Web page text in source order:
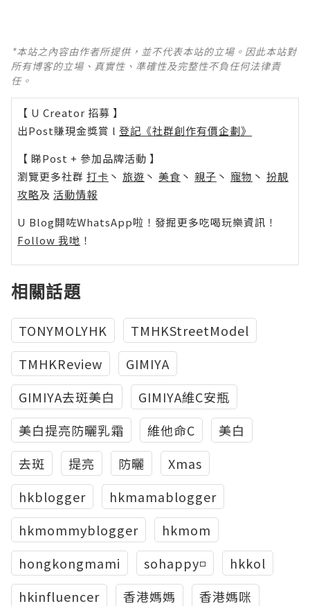
*本站之內容由作者所提供，並不代表本站的立場。因此本站對
所有博客的立場、真實性、準確性及完整性不負任何法律責
任。
【 U Creator 招募 】
出Post賺現金獎賞 l 登記《社群創作有價企劃》
【 睇Post + 參加品牌活動 】
瀏覽更多社群 打卡 丶 旅遊 丶 美食 丶 親子 丶 寵物 丶 扮靚
攻略及 活動情報
U Blog開咗WhatsApp啦！發掘更多吃喝玩樂資訊！
Follow 我哋 ！
相關話題
TONYMOLYHK
TMHKStreetModel
TMHKReview
GIMIYA
GIMIYA去斑美白
GIMIYA維C安瓶
美白提亮防曬乳霜
維他命C
美白
去斑
提亮 防曬
Xmas
hkblogger
hkmamablogger
hkmommyblogger
hkmom
hongkongmami
sohappy◽️
hkkol
hkinfluencer
香港媽媽
香港媽咪